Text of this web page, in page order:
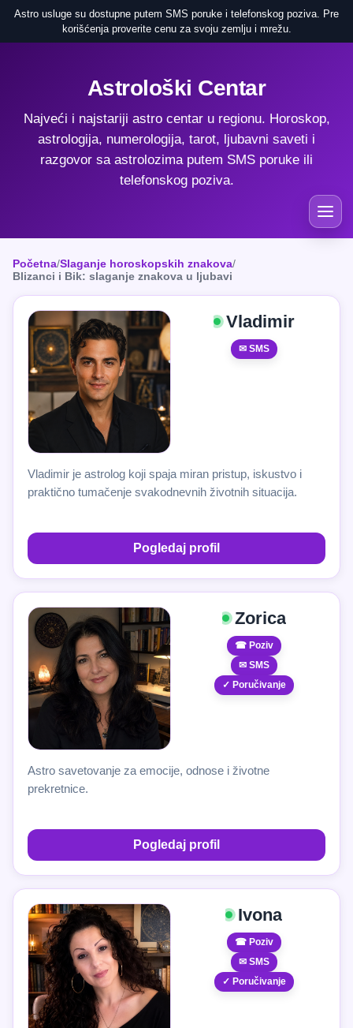
Astro usluge su dostupne putem SMS poruke i telefonskog poziva. Pre
korišćenja proverite cenu za svoju zemlju i mrežu.
Astrološki Centar
Najveći i najstariji astro centar u regionu. Horoskop,
astrologija, numerologija, tarot, ljubavni saveti i
razgovor sa astrolozima putem SMS poruke ili
telefonskog poziva.
Početna/Slaganje horoskopskih znakova/
Blizanci i Bik: slaganje znakova u ljubavi
Vladimir
✉ SMS
Vladimir je astrolog koji spaja miran pristup, iskustvo i
praktično tumačenje svakodnevnih životnih situacija.
Pogledaj profil
Zorica
☎ Poziv
✉ SMS
✓ Poručivanje
Astro savetovanje za emocije, odnose i životne
prekretnice.
Pogledaj profil
Ivona
☎ Poziv
✉ SMS
✓ Poručivanje